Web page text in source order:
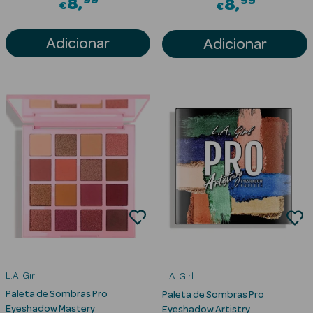
Solares com
Cor
Ver Tudo
Necessidades
da Pele
Anti idade
Cicatrizes
€8
Adicionar
€8
Adicionar
L.A. Girl
Paleta de Sombras Pro
Eyeshadow Mastery
L.A. Girl
Paleta de Sombras Pro
Eyeshadow Artistry